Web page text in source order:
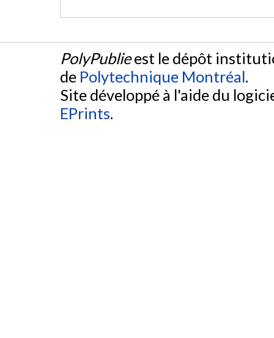
PolyPublieest le dépôt
de Polytechnique Montréal.
Site développé à l'aide du
EPrints.